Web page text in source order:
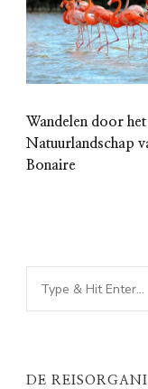
Wandelen door het
Natuurlandschap
Bonaire
Looking
for
DE